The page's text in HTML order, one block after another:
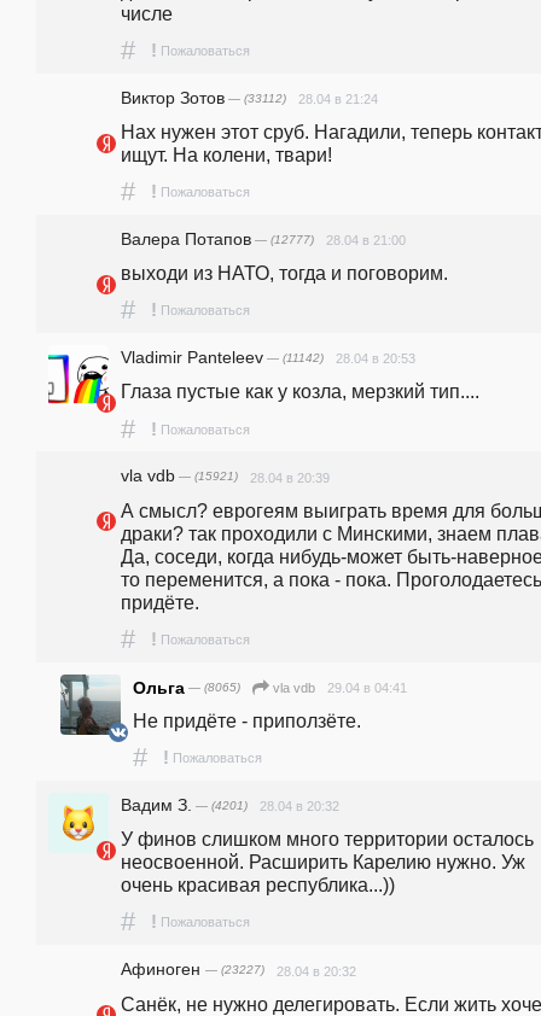
числе
# ! Пожаловаться
Виктор Зотов — (33112) 28.04 в 21:24
Нах нужен этот сруб. Нагадили, теперь
ищут. На колени, твари!
# ! Пожаловаться
Валера Потапов — (12777) 28.04 в 21:00
выходи из НАТО, тогда и поговорим.
# ! Пожаловаться
Vladimir Panteleev — (11142) 28.04 в 20:53
Глаза пустые как у козла, мерзкий тип....
# ! Пожаловаться
vla vdb — (15921) 28.04 в 20:39
А смысл? еврогеям выиграть время для
драки? так проходили с Минскими, знаем
Да, соседи, когда нибудь-может быть-
то переменится, а пока - пока. Проголодаетесь
придёте.
# ! Пожаловаться
Ольга — (8065) vla vdb 29.04 в 04:41
Не придёте - приползёте.
# ! Пожаловаться
Вадим З. — (4201) 28.04 в 20:32
У финов слишком много территории осталось
неосвоенной. Расширить Карелию нужно. Уж
очень красивая республика...))
# ! Пожаловаться
Афиноген — (23227) 28.04 в 20:32
Санёк, не нужно делегировать. Если жить